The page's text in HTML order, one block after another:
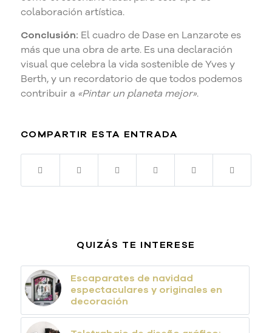
colaboración artística.
Conclusión: El cuadro de Dase en Lanzarote es
más que una obra de arte. Es una declaración
visual que celebra la vida sostenible de Yves y
Berth, y un recordatorio de que todos podemos
contribuir a «Pintar un planeta mejor».
COMPARTIR ESTA ENTRADA
QUIZÁS TE INTERESE
Escaparates de navidad
espectaculares y originales en
decoración